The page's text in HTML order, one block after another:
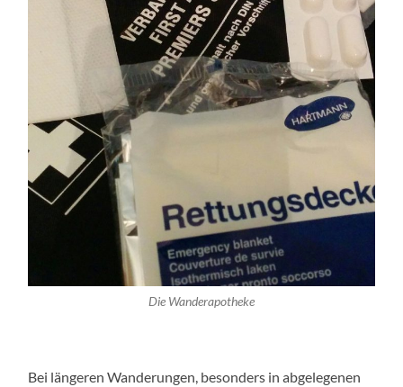
Die Wanderapotheke
Bei längeren Wanderungen, besonders in abgelegenen